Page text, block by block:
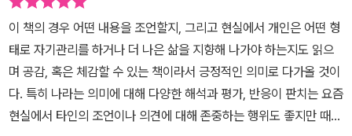
들이 많은 기대를 미래에 둔 채 오늘의 행복을 희생하며 살아가고 있
지만 과연 그러한 모습이 옳은 것인 지는 반드시 따져보아야 할 것이
다. 오늘 현재 지금 바로 여기서 행복해야만 그 자체 그대로 미래도 행
복할 수 있음을 깊이 인지했으면 한다.책에는 나를 사랑하는 여덟 가
지 방법이 제시되어 있다.'빨리 여과하기/철저히 분리하기/간절히 원
하기/가끔 마음 비우기아낌없이 나누어주기/있는 그대로 만족하기/
고 달래며 세이프하버에 무사히 정박, 안착시킬 줄 아는 이입니다. 마
음이 말[馬]과 같다는 저자의 말씀이 오래 기억에 남을 듯합니다. 우
리는 일이 너무 바빠 정신을 못 차리겠다며 친구들과 가족들에게 과
시나 하듯 과장하기도 합니다. 물론 일에 치여 정신없이 사는 게 현대
인들의 평균적인 모습이기도 합니다. 그러나 이 책 p163을 보면, 핵
생각들, 떠오르는 감정들, 이성이라 생각하는 의식들 모두 우리를 지
배하는 소음들이다. 자신을 되찾는 느낌은 소음을 인식하는 것으로부
터 시작된다. 우린 소음으로부터 탈출해야한다. 그 어떤 의미를 지녔
든 우리 내면은 침묵과 고요함을 원하고 있다. 고요함은 거대한 공간
이다. 그리고 그 공간으로부터 수많은 물질이 탄생한다. 고요함은 자
신을 만나기 위해 항상 그 자리에서 자신을 기다리고 있다. 어려운
이 책의 경우 어떤 내용을 조언할지, 그리고 현실에서 개인은 어떤 형
태로 자기관리를 하거나 더 나은 삶을 지향해 나가야 하는지도 읽으
며 공감, 혹은 체감할 수 있는 책이라서 긍정적인 의미로 다가올 것이
다. 특히 나라는 의미에 대해 다양한 해석과 평가, 반응이 판치는 요즘
현실에서 타인의 조언이나 의견에 대해 존중하는 행위도 좋지만 때로